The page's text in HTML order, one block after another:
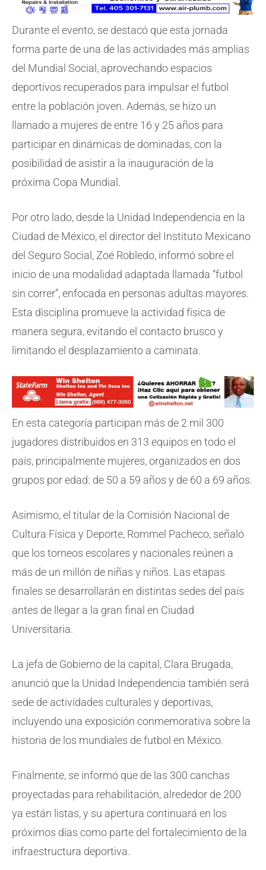
Durante el evento, se destacó que esta jornada
forma parte de una de las actividades más amplias
del Mundial Social, aprovechando espacios
deportivos recuperados para impulsar el futbol
entre la población joven. Además, se hizo un
llamado a mujeres de entre 16 y 25 años para
participar en dinámicas de dominadas, con la
posibilidad de asistir a la inauguración de la
próxima Copa Mundial.
Por otro lado, desde la Unidad Independencia en la
Ciudad de México, el director del Instituto Mexicano
del Seguro Social, Zoé Robledo, informó sobre el
inicio de una modalidad adaptada llamada “futbol
sin correr”, enfocada en personas adultas mayores.
Esta disciplina promueve la actividad física de
manera segura, evitando el contacto brusco y
limitando el desplazamiento a caminata.
En esta categoría participan más de 2 mil 300
jugadores distribuidos en 313 equipos en todo el
país, principalmente mujeres, organizados en dos
grupos por edad: de 50 a 59 años y de 60 a 69 años.
Asimismo, el titular de la Comisión Nacional de
Cultura Física y Deporte, Rommel Pacheco, señaló
que los torneos escolares y nacionales reúnen a
más de un millón de niñas y niños. Las etapas
finales se desarrollarán en distintas sedes del país
antes de llegar a la gran final en Ciudad
Universitaria.
La jefa de Gobierno de la capital, Clara Brugada,
anunció que la Unidad Independencia también será
sede de actividades culturales y deportivas,
incluyendo una exposición conmemorativa sobre la
historia de los mundiales de futbol en México.
Finalmente, se informó que de las 300 canchas
proyectadas para rehabilitación, alrededor de 200
ya están listas, y su apertura continuará en los
próximos días como parte del fortalecimiento de la
infraestructura deportiva.